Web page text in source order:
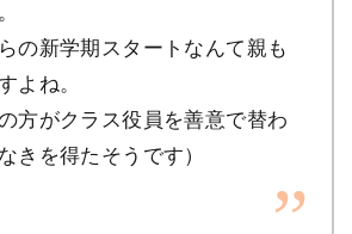
の新学期スタートなんて親も
よね。
方がクラス役員を善意で替わ
きを得たそうです）